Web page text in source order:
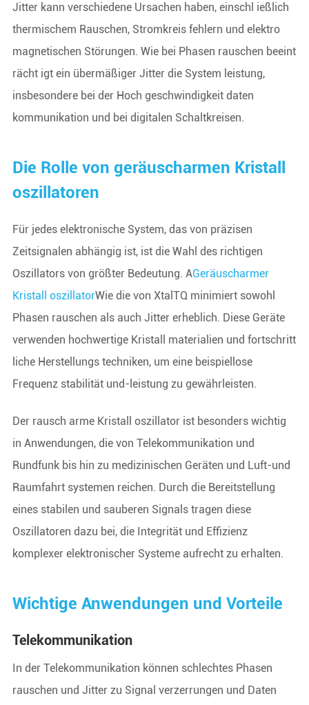
Jitter kann verschiedene Ursachen haben, einschl ießlich
thermischem Rauschen, Stromkreis fehlern und elektro
magnetischen Störungen. Wie bei Phasen rauschen beeint
rächt igt ein übermäßiger Jitter die System leistung,
insbesondere bei der Hoch geschwindigkeit daten
kommunikation und bei digitalen Schaltkreisen.
Die Rolle von geräuscharmen Kristall
oszillatoren
Für jedes elektronische System, das von präzisen
Zeitsignalen abhängig ist, ist die Wahl des richtigen
Oszillators von größter Bedeutung. AGeräuscharmer
Kristall oszillatorWie die von XtalTQ minimiert sowohl
Phasen rauschen als auch Jitter erheblich. Diese Geräte
verwenden hochwertige Kristall materialien und fortschritt
liche Herstellungs techniken, um eine beispiellose
Frequenz stabilität und-leistung zu gewährleisten.
Der rausch arme Kristall oszillator ist besonders wichtig
in Anwendungen, die von Telekommunikation und
Rundfunk bis hin zu medizinischen Geräten und Luft-und
Raumfahrt systemen reichen. Durch die Bereitstellung
eines stabilen und sauberen Signals tragen diese
Oszillatoren dazu bei, die Integrität und Effizienz
komplexer elektronischer Systeme aufrecht zu erhalten.
Wichtige Anwendungen und Vorteile
Telekommunikation
In der Telekommunikation können schlechtes Phasen
rauschen und Jitter zu Signal verzerrungen und Daten